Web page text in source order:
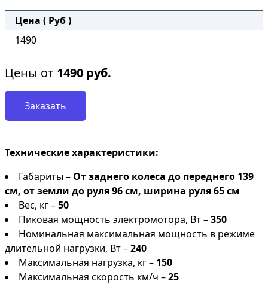
Цена ( Руб )
1490
Цены от 1490 руб.
Заказать
Технические характеристики:
Габариты – От заднего колеса до переднего 139
см, от земли до руля 96 см, ширина руля 65 см
Вес, кг –50
Пиковая мощность электромотора, Вт –350
Номинальная максимальная мощность в режиме
длительной нагрузки, Вт –240
Максимальная нагрузка, кг – 150
Максимальная скорость км/ч –25